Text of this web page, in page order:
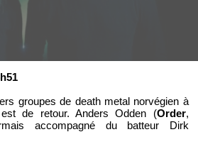
groupes de death metal norvégien à
de retour. Anders Odden (Order,
accompagné du batteur Dirk